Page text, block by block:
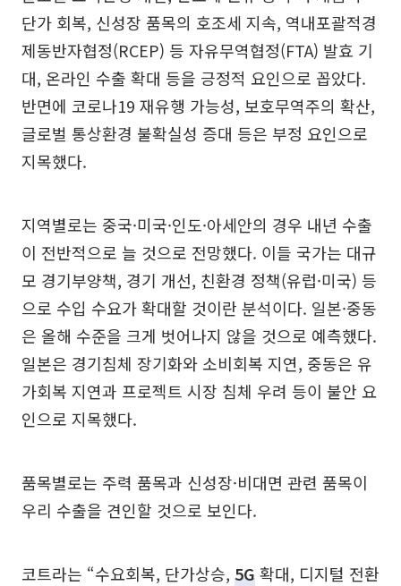
단가 회복, 신성장 품목의 호조세 지속, 역내포괄적경
제동반자협정(RCEP) 등 자유무역협정(FTA) 발효 기
대, 온라인 수출 확대 등을 긍정적 요인으로 꼽았다.
반면에 코로나19 재유행 가능성, 보호무역주의 확산,
글로벌 통상환경 불확실성 증대 등은 부정 요인으로
지목했다.
지역별로는 중국·미국·인도·아세안의 경우 내년 수출
이 전반적으로 늘 것으로 전망했다. 이들 국가는 대규
모 경기부양책, 경기 개선, 친환경 정책(유럽·미국) 등
으로 수입 수요가 확대할 것이란 분석이다. 일본·중동
은 올해 수준을 크게 벗어나지 않을 것으로 예측했다.
일본은 경기침체 장기화와 소비회복 지연, 중동은 유
가회복 지연과 프로젝트 시장 침체 우려 등이 불안 요
인으로 지목했다.
품목별로는 주력 품목과 신성장·비대면 관련 품목이
우리 수출을 견인할 것으로 보인다.
코트라는 “수요회복, 단가상승, 5G확대, 디지털 전환